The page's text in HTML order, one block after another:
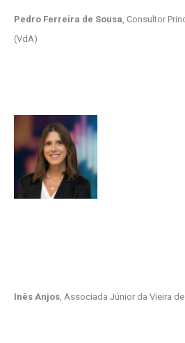
Pedro Ferreira de Sousa , Consultor
(VdA)
Inês Anjos , Associada Júnior da Vieira